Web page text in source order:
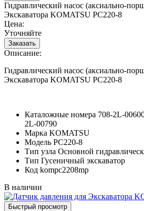
Гидравлический насос (аксиально-
Экскаватора KOMATSU PC220-8
Цена:
Уточняйте
Описание:
Гидравлический насос (аксиально-
Экскаватора KOMATSU PC220-8
Каталожные номера 708-2L-
2L-00790
Марка KOMATSU
Модель PC220-8
Тип узла Основной
Тип Гусеничный экскаватор
Код kompc2208mp
В наличии